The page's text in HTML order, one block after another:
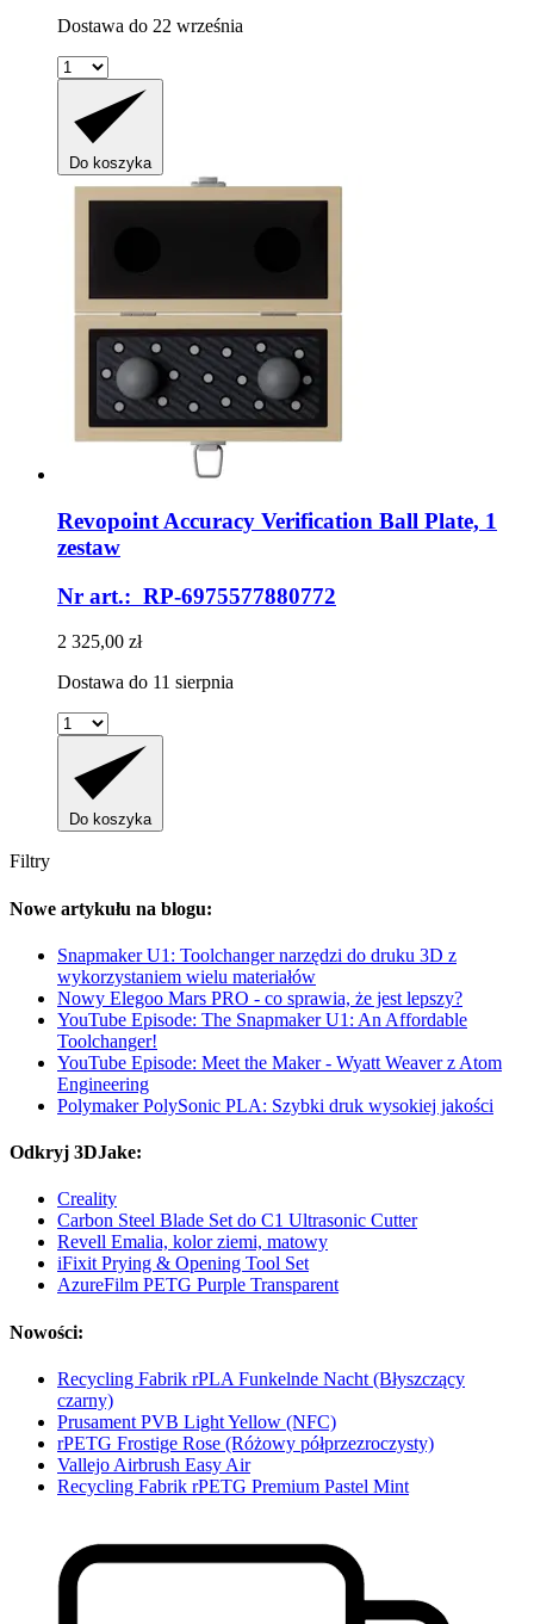
Dostawa do 22 września
Do koszyka
Revopoint Accuracy Verification Ball Plate, 1
zestaw
Nr art.: RP-6975577880772
2 325,00 zł
Dostawa do 11 sierpnia
Do koszyka
Filtry
Nowe artykułu na blogu:
Snapmaker U1: Toolchanger narzędzi do druku 3D z
wykorzystaniem wielu materiałów
Nowy Elegoo Mars PRO - co sprawia, że jest lepszy?
YouTube Episode: The Snapmaker U1: An Affordable
Toolchanger!
YouTube Episode: Meet the Maker - Wyatt Weaver z Atom
Engineering
Polymaker PolySonic PLA: Szybki druk wysokiej jakości
Odkryj 3DJake:
Creality
Carbon Steel Blade Set do C1 Ultrasonic Cutter
Revell Emalia, kolor ziemi, matowy
iFixit Prying & Opening Tool Set
AzureFilm PETG Purple Transparent
Nowości:
Recycling Fabrik rPLA Funkelnde Nacht (Błyszczący
czarny)
Prusament PVB Light Yellow (NFC)
rPETG Frostige Rose (Różowy półprzezroczysty)
Vallejo Airbrush Easy Air
Recycling Fabrik rPETG Premium Pastel Mint